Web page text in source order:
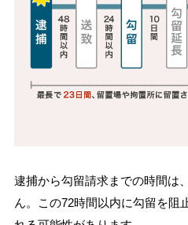
逮捕から勾留請求までの時間は
ん。この72時間以内に勾留を阻